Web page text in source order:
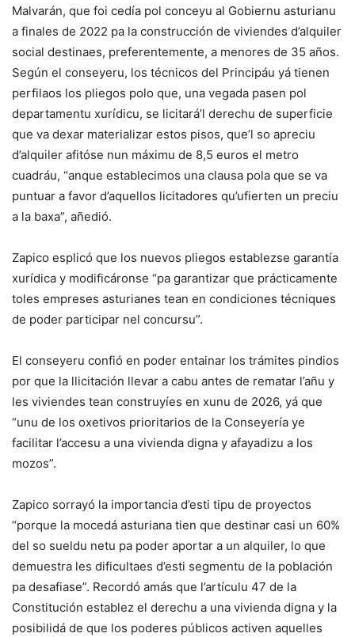
Malvarán, que foi cedía pol conceyu al Gobiernu asturianu
a finales de 2022 pa la construcción de viviendes d’alquiler
social destinaes, preferentemente, a menores de 35 años.
Según el conseyeru, los técnicos del Principáu yá tienen
perfilaos los pliegos polo que, una vegada pasen pol
departamentu xurídicu, se licitará’l derechu de superficie
que va dexar materializar estos pisos, que’l so apreciu
d’alquiler afitóse nun máximu de 8,5 euros el metro
cuadráu, “anque establecimos una clausa pola que se va
puntuar a favor d’aquellos licitadores qu’ufierten un preciu
a la baxa”, añedió.
Zapico esplicó que los nuevos pliegos establezse garantía
xurídica y modificáronse “pa garantizar que prácticamente
toles empreses asturianes tean en condiciones técniques
de poder participar nel concursu”.
El conseyeru confió en poder entainar los trámites pindios
por que la llicitación llevar a cabu antes de rematar l’añu y
les viviendes tean construyíes en xunu de 2026, yá que
“unu de los oxetivos prioritarios de la Conseyería ye
facilitar l’accesu a una vivienda digna y afayadizu a los
mozos”.
Zapico sorrayó la importancia d’esti tipu de proyectos
“porque la mocedá asturiana tien que destinar casi un 60%
del so sueldu netu pa poder aportar a un alquiler, lo que
demuestra les dificultaes d’esti segmentu de la población
pa desafiase”. Recordó amás que l’artículu 47 de la
Constitución establez el derechu a una vivienda digna y la
posibilidá de que los poderes públicos activen aquelles